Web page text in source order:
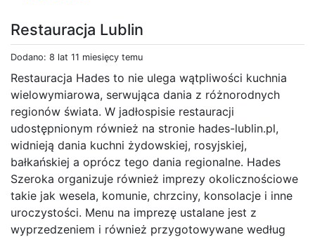
Restauracja Lublin
Dodano: 8 lat 11 miesięcy temu
Restauracja Hades to nie ulega wątpliwości kuchnia
wielowymiarowa, serwująca dania z różnorodnych
regionów świata. W jadłospisie restauracji
udostępnionym również na stronie hades-lublin.pl,
widnieją dania kuchni żydowskiej, rosyjskiej,
bałkańskiej a oprócz tego dania regionalne. Hades
Szeroka organizuje również imprezy okolicznościowe
takie jak wesela, komunie, chrzciny, konsolacje i inne
uroczystości. Menu na imprezę ustalane jest z
wyprzedzeniem i również przygotowywane według